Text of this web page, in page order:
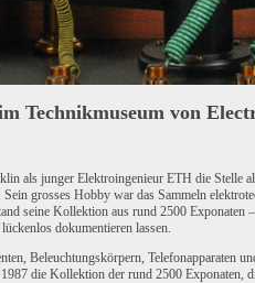
Technikmuseum von
als junger Elektroingenieur ETH die Stelle
grosses Hobby war das Sammeln
seine Kollektion aus rund 2500 Exponaten
dokumentieren lassen.
Beleuchtungskörpern, Telefonapparaten
die Kollektion der rund 2500